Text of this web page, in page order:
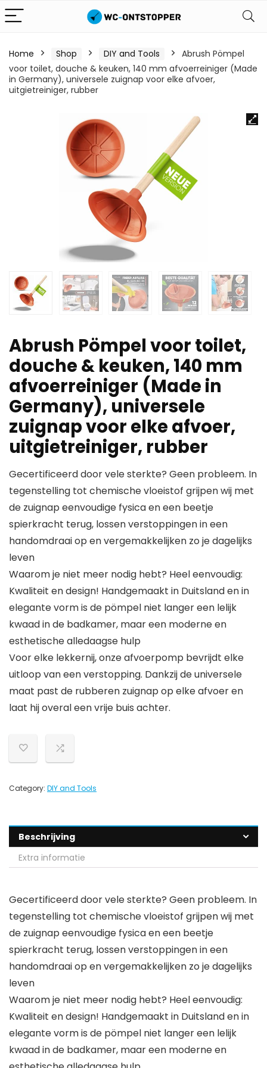
Home Shop DIY and Tools
Abrush Pömpel
voor toilet, douche & keuken, 140 mm afvoerreiniger (Made
in Germany), universele zuignap voor elke afvoer,
uitgietreiniger, rubber
Abrush Pömpel voor toilet,
douche & keuken, 140 mm
afvoerreiniger (Made in
Germany), universele
zuignap voor elke afvoer,
uitgietreiniger, rubber
Gecertificeerd door vele sterkte? Geen probleem. In
tegenstelling tot chemische vloeistof grijpen wij met
de zuignap eenvoudige fysica en een beetje
spierkracht terug, lossen verstoppingen in een
handomdraai op en vergemakkelijken zo je dagelijks
leven
Waarom je niet meer nodig hebt? Heel eenvoudig:
Kwaliteit en design! Handgemaakt in Duitsland en in
elegante vorm is de pömpel niet langer een lelijk
kwaad in de badkamer, maar een moderne en
esthetische alledaagse hulp
Voor elke lekkernij, onze afvoerpomp bevrijdt elke
uitloop van een verstopping. Dankzij de universele
maat past de rubberen zuignap op elke afvoer en
laat hij overal een vrije buis achter.
Category: DIY and Tools
Beschrijving
Extra informatie
Gecertificeerd door vele sterkte? Geen probleem. In
tegenstelling tot chemische vloeistof grijpen wij met
de zuignap eenvoudige fysica en een beetje
spierkracht terug, lossen verstoppingen in een
handomdraai op en vergemakkelijken zo je dagelijks
leven
Waarom je niet meer nodig hebt? Heel eenvoudig:
Kwaliteit en design! Handgemaakt in Duitsland en in
elegante vorm is de pömpel niet langer een lelijk
kwaad in de badkamer, maar een moderne en